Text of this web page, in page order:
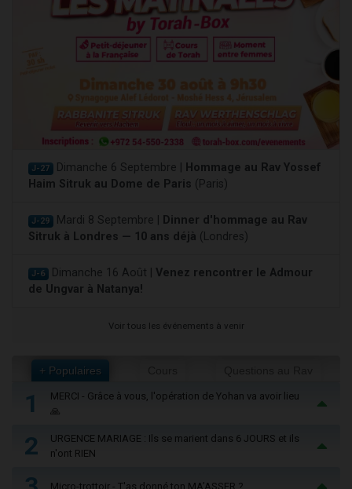
J-27 Dimanche 6 Septembre |
Hommage au Rav Yossef
Haim Sitruk au Dome de Paris (Paris)
J-29 Mardi 8 Septembre |
Dinner d'hommage au Rav
Sitruk à Londres — 10 ans déjà (Londres)
J-6 Dimanche 16 Août | Venez rencontrer le Admour
de Ungvar à Natanya!
Voir tous les événements à venir
+ Populaires
1
MERCI - Grâce à vous, l'opération de Yohan va avoir lieu
🙏
2
URGENCE MARIAGE : Ils se marient dans 6 JOURS et ils
n'ont RIEN
Micro-trottoir - T'as donné ton MA’ASSER ?